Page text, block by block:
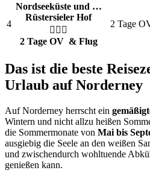
4
Nordseeküste und …
Rüstersieler Hof
2 Tage OV& Flug
2 Tage
Das ist die beste
Urlaub auf Norderney
Auf Norderney herrscht ein
Wintern und nicht allzu heißen
die Sommermonate von Mai bis
ausgiebig die Seele an den weißen
und zwischendurch wohltuende
genießen kann.